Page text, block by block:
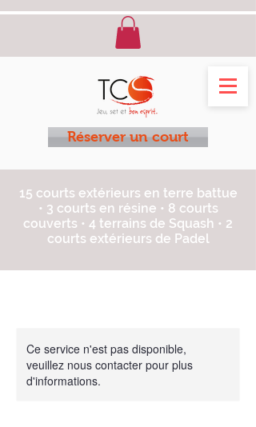
Réserver un court
15 courts extérieurs en terre battue
• 3 courts en résine • 8 courts
couverts • 4 terrains de Squash • 2
courts extérieurs de Padel
Ce service n'est pas disponible,
veuillez nous contacter pour plus
d'informations.